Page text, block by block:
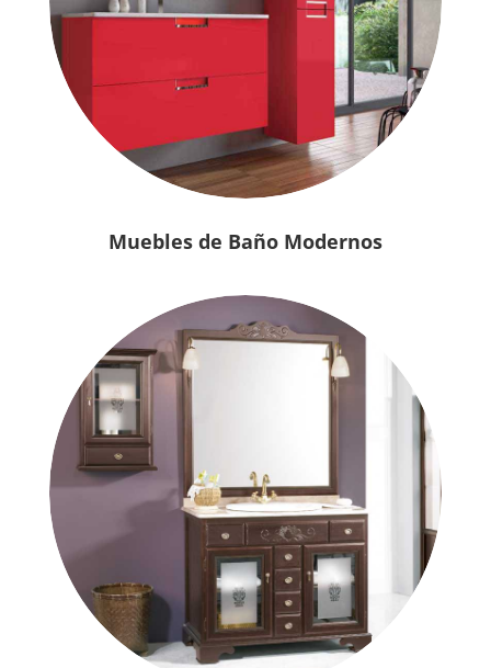
Muebles de Baño Modernos